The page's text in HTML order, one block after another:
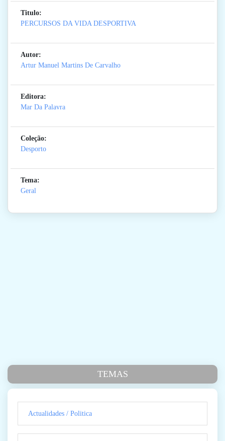
Titulo:
PERCURSOS DA VIDA DESPORTIVA
Autor:
Artur Manuel Martins De Carvalho
Editora:
Mar Da Palavra
Coleção:
Desporto
Tema:
Geral
TEMAS
Actualidades / Politica